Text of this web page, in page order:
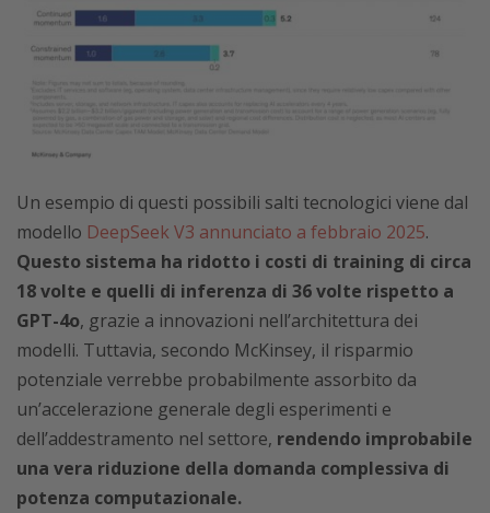
Un esempio di questi possibili salti tecnologici viene dal
modello DeepSeek V3 annunciato a febbraio 2025.
Questo sistema ha ridotto i costi di training di circa
18 volte e quelli di inferenza di 36 volte rispetto a
GPT-4o, grazie a innovazioni nell’architettura dei
modelli. Tuttavia, secondo McKinsey, il risparmio
potenziale verrebbe probabilmente assorbito da
un’accelerazione generale degli esperimenti e
dell’addestramento nel settore, rendendo improbabile
una vera riduzione della domanda complessiva di
potenza computazionale.